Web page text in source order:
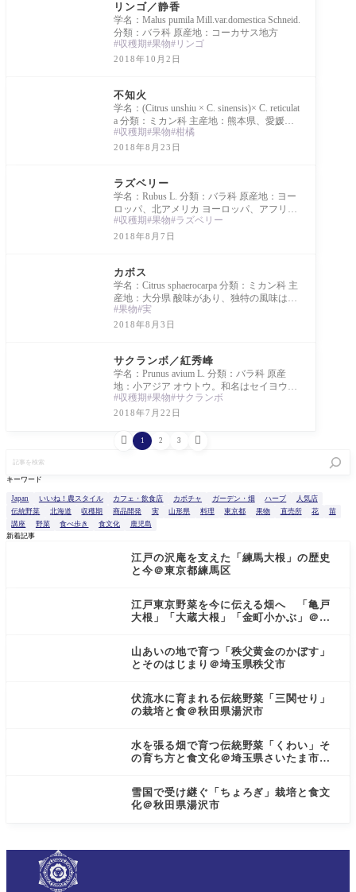
リンゴ／静香
学名：Malus pumila Mill.var.domestica Schneid.
分類：バラ科 原産地：コーカサス地方
収穫期 果物 リンゴ
2018年10月2日
不知火
学名：(Citrus unshiu × C. sinensis)× C. reticulat
a 分類：ミカン科 主産地：熊本県、愛媛県
「清見」×「ポンカン」により作出された品
種。
収穫期 果物 柑橘
2018年8月23日
ラズベリー
学名：Rubus L. 分類：バラ科 原産地：ヨー
ロッパ、北アメリカ ヨーロッパ、アフリ
カ、西アジア、南北アメリカに分布するキ
イチゴの
収穫期 果物 ラズベリー
2018年8月7日
カボス
学名：Citrus sphaerocarpa 分類：ミカン科 主
産地：大分県 酸味があり、独特の風味は魚
によく合う。
果物 実
2018年8月3日
サクランボ／紅秀峰
学名：Prunus avium L. 分類：バラ科 原産
地：小アジア オウトウ。和名はセイヨウミ
ザクラ。「佐藤錦」×「天香錦」。山形県で
品種改良
収穫期 果物 サクランボ
2018年7月22日
 1 2 3 
を
索
キーワード
Japan いいね！農スタイル カフェ・飲食店 カボチャ ガーデン・畑 ハーブ
人気店
伝統野菜
北海道 収穫期 商品開発 実 山形県 料理 東京都 果物 直売所 花
苗
講座
野菜 食べ歩き 食文化
鹿児島
新着記事
江戸の沢庵を支えた「練馬大根」の歴史
と今＠東京都練馬区
江戸東京野菜を今に伝える畑へ 「亀戸
大根」「大蔵大根」「金町小かぶ」＠東
山あいの地で育つ「秩父黄金のかぼす」
とそのはじまり＠埼玉県秩父市
伏流水に育まれる伝統野菜「三関せり」
の栽培と食＠秋田県湯沢市
水を張る畑で育つ伝統野菜「くわい」そ
の育ち方と食文化＠埼玉県さいたま市見
雪国で受け継ぐ「ちょろぎ」栽培と食文
化＠秋田県湯沢市